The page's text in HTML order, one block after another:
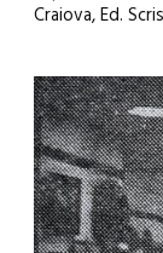
Craiova, Ed.